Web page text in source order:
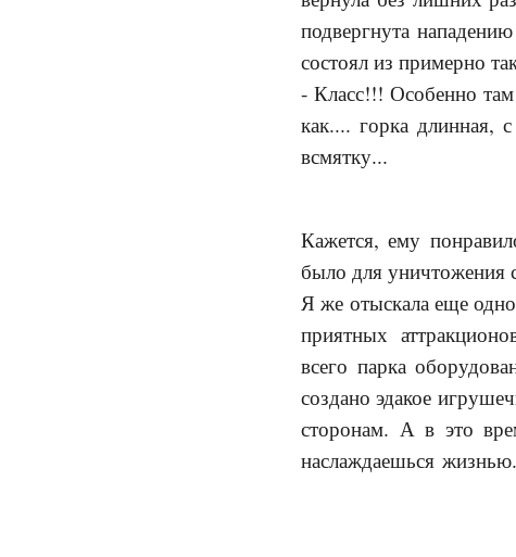
подвергнута
состоял из примерно
- Класс!!! Особенно
как.... горка длинная,
всмятку...
Кажется, ему
было для уничтожения
Я же отыскала еще
приятных
всего парка
создано эдакое
сторонам. А в это
наслаждаешься